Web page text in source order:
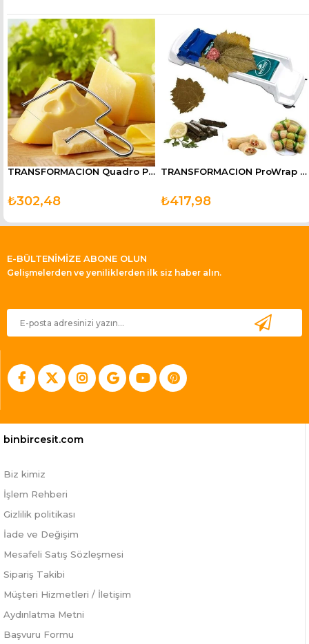
TRANSFORMACION Quadro Peynir Çikolata Kek Sebze Kesici Dilimleyici
₺302,48
TRANSFORMACION ProWrap Üzüm Lahava Sarma Dolma Sushi Sarma Makinesi
₺417,98
E-BÜLTENİMİZE ABONE OLUN
Gelişmelerden ve yeniliklerden ilk siz haber alın.
binbircesit.com
Biz kimiz
İşlem Rehberi
Gizlilik politikası
İade ve Değişim
Mesafeli Satış Sözleşmesi
Sipariş Takibi
Müşteri Hizmetleri / İletişim
Aydınlatma Metni
Başvuru Formu